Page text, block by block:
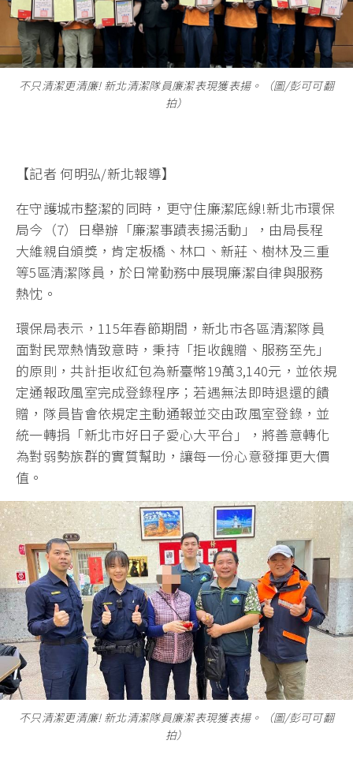
不只清潔更清廉! 新北清潔隊員廉潔表現獲表揚。（圖/彭可可翻
拍）
【記者 何明弘/新北報導】
在守護城市整潔的同時，更守住廉潔底線!新北市環保
局今（7）日舉辦「廉潔事蹟表揚活動」，由局長程
大維親自頒獎，肯定板橋、林口、新莊、樹林及三重
等5區清潔隊員，於日常勤務中展現廉潔自律與服務
熱忱。
環保局表示，115年春節期間，新北市各區清潔隊員
面對民眾熱情致意時，秉持「拒收餽贈、服務至先」
的原則，共計拒收紅包為新臺幣19萬3,140元，並依規
定通報政風室完成登錄程序；若遇無法即時退還的饋
贈，隊員皆會依規定主動通報並交由政風室登錄，並
統一轉捐「新北市好日子愛心大平台」，將善意轉化
為對弱勢族群的實質幫助，讓每一份心意發揮更大價
值。
不只清潔更清廉! 新北清潔隊員廉潔表現獲表揚。（圖/彭可可翻
拍）